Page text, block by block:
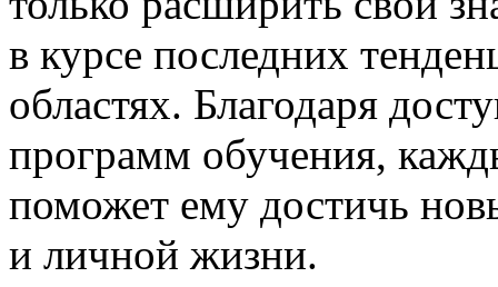
в курсе последних
областях. Благодаря
программ обучения,
поможет ему достичь
и личной жизни.